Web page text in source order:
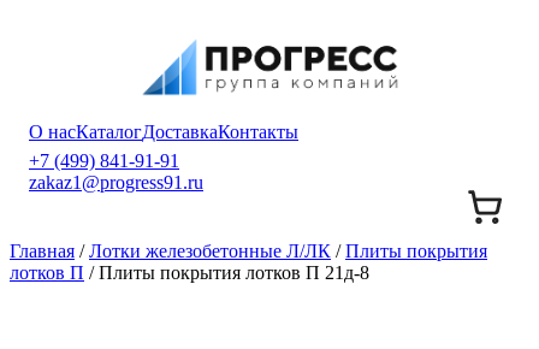
О насКаталогДоставкаКонтакты
+7 (499) 841-91-91
zakaz1@progress91.ru
Главная /Лотки железобетонные Л/ЛК /Плиты покрытия
лотков П / Плиты покрытия лотков П 21д-8